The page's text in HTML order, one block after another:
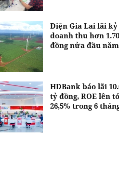
Điện Gia Lai lãi kỷ
doanh thu hơn
đồng nửa đầu năm
HDBank báo lãi
tỷ đồng, ROE lên
26,5% trong 6